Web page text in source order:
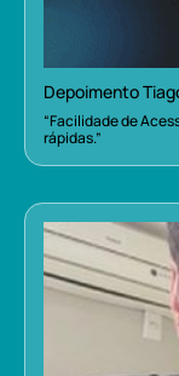
Depoimento
“Facilidade de
rápidas.”